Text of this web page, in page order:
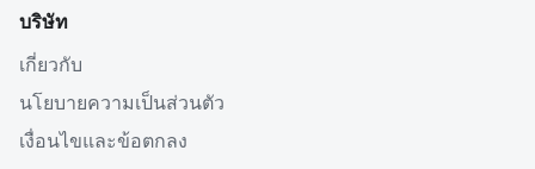
บริษัท
เกี่ยวกับ
นโยบายความเป็นส่วนตัว
เงื่อนไขและข้อตกลง